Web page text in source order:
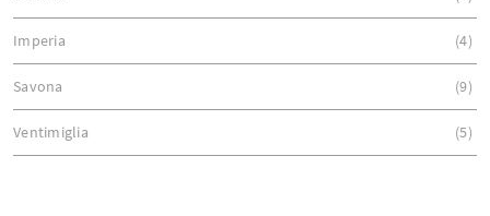
Imperia 4
Savona 9
Ventimiglia 5